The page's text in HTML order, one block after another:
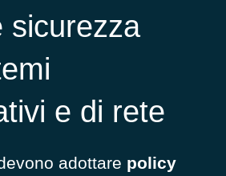
sicurezza
e di rete
adottare policy